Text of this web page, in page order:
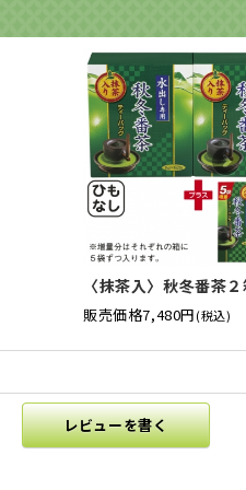
〈抹茶入〉秋冬番茶
販売価格7,480円(税込)
レビューを書く